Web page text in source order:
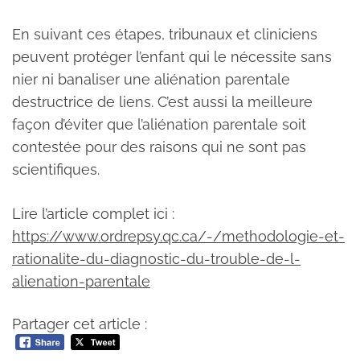
En suivant ces étapes, tribunaux et cliniciens
peuvent protéger l’enfant qui le nécessite sans
nier ni banaliser une aliénation parentale
destructrice de liens. C’est aussi la meilleure
façon d’éviter que l’aliénation parentale soit
contestée pour des raisons qui ne sont pas
scientifiques.
Lire l’article complet ici :
https://www.ordrepsy.qc.ca/-/methodologie-et-
rationalite-du-diagnostic-du-trouble-de-l-
alienation-parentale
Partager cet article :